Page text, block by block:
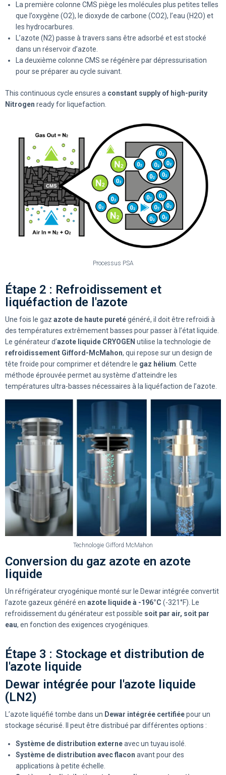
La première colonne CMS piège les molécules plus petites telles
que l’oxygène (O2), le dioxyde de carbone (CO2), l’eau (H2O) et
les hydrocarbures.
L’azote (N2) passe à travers sans être adsorbé et est stocké
dans un réservoir d’azote.
La deuxième colonne CMS se régénère par dépressurisation
pour se préparer au cycle suivant.
This continuous cycle ensures a constant supply of high-purity
Nitrogen ready for liquefaction.
Processus PSA
Étape 2 : Refroidissement et
liquéfaction de l'azote
Une fois le gaz azote de haute puretégénéré, il doit être refroidi à
des températures extrêmement basses pour passer à l’état liquide.
Le générateur d’azote liquide CRYOGEN utilise la technologie de
refroidissement Gifford-McMahon, qui repose sur un design de
tête froide pour comprimer et détendre le gaz hélium . Cette
méthode éprouvée permet au système d’atteindre les
températures ultra-basses nécessaires à la liquéfaction de l’azote.
Technologie Gifford McMahon
Conversion du gaz azote en azote
liquide
Un réfrigérateur cryogénique monté sur le Dewar intégrée convertit
l’azote gazeux généré en azote liquide à -196°C (-321°F). Le
refroidissement du générateur est possible soit par air, soit par
eau, en fonction des exigences cryogéniques.
Étape 3 : Stockage et distribution de
l'azote liquide
Dewar intégrée pour l'azote liquide
(LN2)
L’azote liquéfié tombe dans un Dewar intégrée certifiéepour un
stockage sécurisé. Il peut être distribué par différentes options :
Système de distribution externeavec un tuyau isolé.
Système de distribution avec flacon avant pour des
applications à petite échelle.